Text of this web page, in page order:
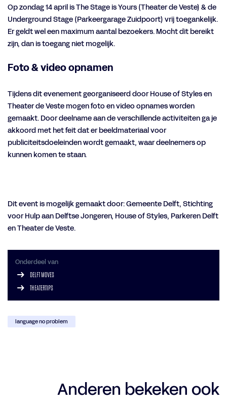
Op zondag 14 april is The Stage is Yours (Theater de Veste) & de
Underground Stage (Parkeergarage Zuidpoort) vrij toegankelijk.
Er geldt wel een maximum aantal bezoekers. Mocht dit bereikt
zijn, dan is toegang niet mogelijk.
Foto & video opnamen
Tijdens dit evenement georganiseerd door House of Styles en
Theater de Veste mogen foto en video opnames worden
gemaakt. Door deelname aan de verschillende activiteiten ga je
akkoord met het feit dat er beeldmateriaal voor
publiciteitsdoeleinden wordt gemaakt, waar deelnemers op
kunnen komen te staan.
Dit event is mogelijk gemaakt door: Gemeente Delft, Stichting
voor Hulp aan Delftse Jongeren, House of Styles, Parkeren Delft
en Theater de Veste.
Onderdeel van
DELFT MOVES
THEATERTIPS
language no problem
Anderen bekeken ook